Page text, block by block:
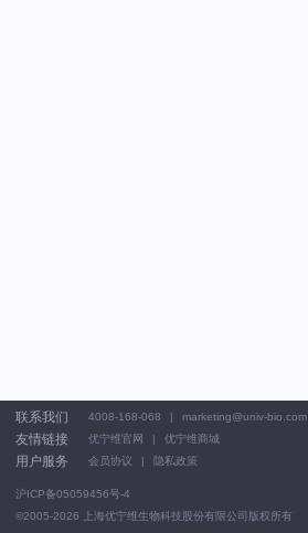
联系我们 4008-168-068 marketing@univ-bio.com
友情链接 优宁维官网 优宁维商城
用户服务 会员协议 隐私政策
沪ICP备05059456号-4
©2005-2026 上海优宁维生物科技股份有限公司版权所有